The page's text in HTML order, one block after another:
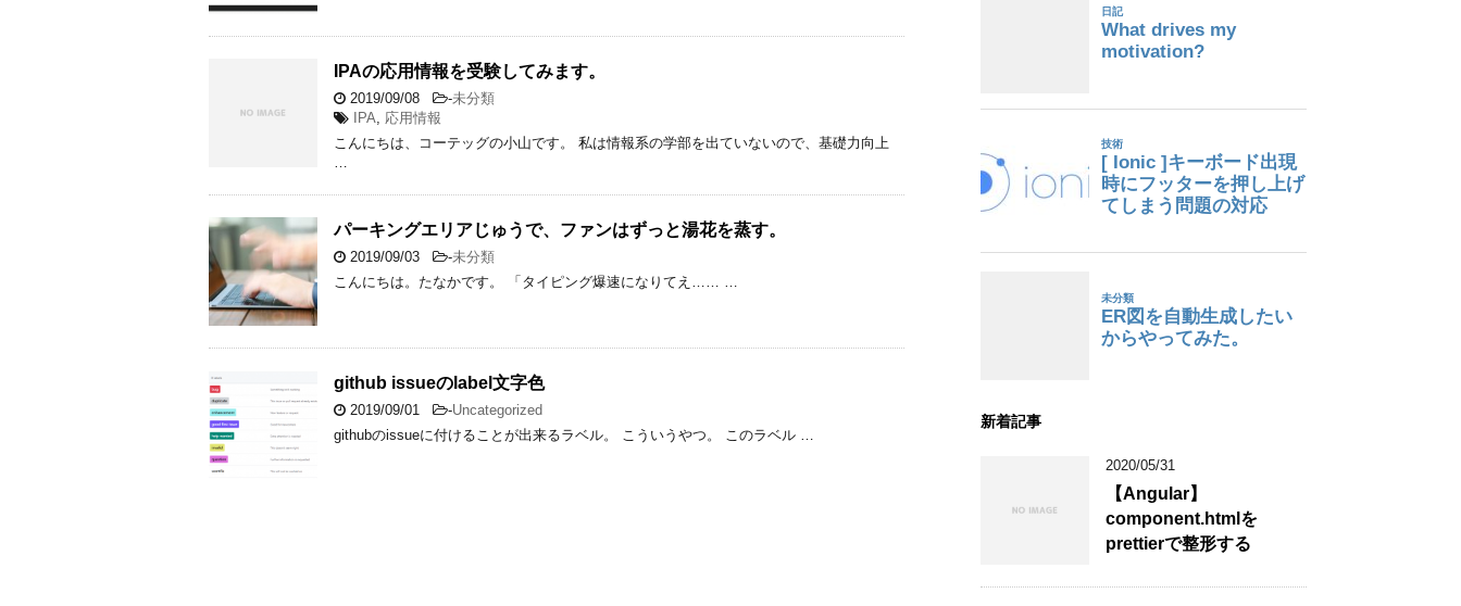
IPAの応用情報を受験してみます。
2019/09/08 -未分類
IPA, 応用情報
こんにちは、コーテッグの小山です。 私は情報系の学部を出ていないので、基礎力向上
…
パーキングエリアじゅうで、ファンはずっと湯花を蒸す。
2019/09/03 -未分類
こんにちは。たなかです。 「タイピング爆速になりてえ…… …
github issueのlabel文字色
2019/09/01 -Uncategorized
githubのissueに付けることが出来るラベル。 こういうやつ。 このラベル …
新着記事
2020/05/31
【Angular】
component.htmlを
prettierで整形する